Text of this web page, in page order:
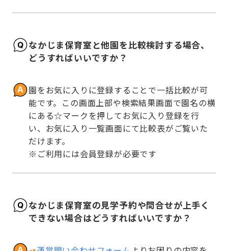
なかじま保育室と他園を比較検討する場合、
どうすればいいですか？
園をお気に入りに登録することで一括比較が可
能です。この画面上部や検索結果画面で園名の横
にある☆マークを押してお気に入り登録を行
い、お気に入り一覧画面にて比較表がご覧いた
だけます。
※ご利用には会員登録が必要です
なかじま保育室の見学予約や問合せが上手く
できない場合はどうすればいいですか？